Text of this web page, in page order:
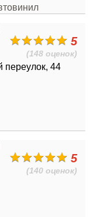
5
(148 оценок)
переулок, 44
5
(140 оценок)